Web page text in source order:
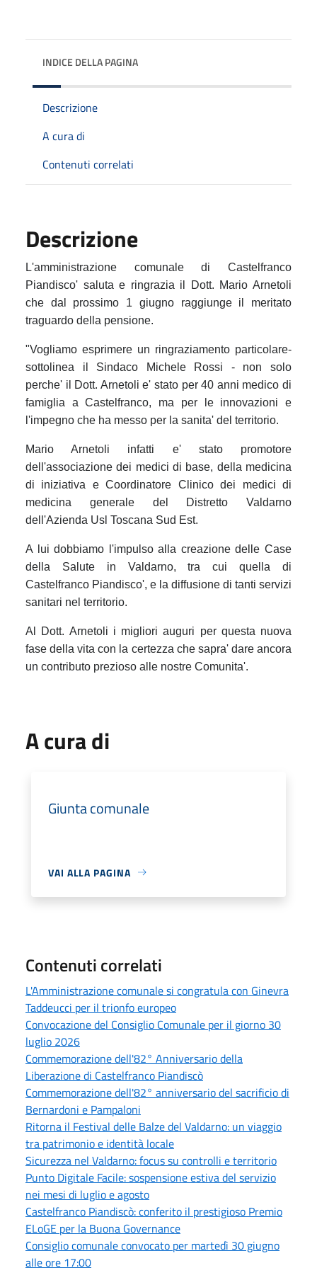
INDICE DELLA PAGINA
Descrizione
A cura di
Contenuti correlati
Descrizione
L'amministrazione comunale di Castelfranco
Piandisco' saluta e ringrazia il Dott. Mario Arnetoli
che dal prossimo 1 giugno raggiunge il meritato
traguardo della pensione.
"Vogliamo esprimere un ringraziamento particolare-
sottolinea il Sindaco Michele Rossi - non solo
perche' il Dott. Arnetoli e' stato per 40 anni medico di
famiglia a Castelfranco, ma per le innovazioni e
l'impegno che ha messo per la sanita' del territorio.
Mario Arnetoli infatti e' stato promotore
dell'associazione dei medici di base, della medicina
di iniziativa e Coordinatore Clinico dei medici di
medicina generale del Distretto Valdarno
dell'Azienda Usl Toscana Sud Est.
A lui dobbiamo l'impulso alla creazione delle Case
della Salute in Valdarno, tra cui quella di
Castelfranco Piandisco', e la diffusione di tanti servizi
sanitari nel territorio.
Al Dott. Arnetoli i migliori auguri per questa nuova
fase della vita con la certezza che sapra' dare ancora
un contributo prezioso alle nostre Comunita'.
A cura di
Giunta comunale
VAI ALLA PAGINA
Contenuti correlati
L'Amministrazione comunale si congratula con Ginevra
Taddeucci per il trionfo europeo
Convocazione del Consiglio Comunale per il giorno 30
luglio 2026
Commemorazione dell'82° Anniversario della
Liberazione di Castelfranco Piandiscò
Commemorazione dell'82° anniversario del sacrificio di
Bernardoni e Pampaloni
Ritorna il Festival delle Balze del Valdarno: un viaggio
tra patrimonio e identità locale
Sicurezza nel Valdarno: focus su controlli e territorio
Punto Digitale Facile: sospensione estiva del servizio
nei mesi di luglio e agosto
Castelfranco Piandiscò: conferito il prestigioso Premio
ELoGE per la Buona Governance
Consiglio comunale convocato per martedì 30 giugno
alle ore 17:00